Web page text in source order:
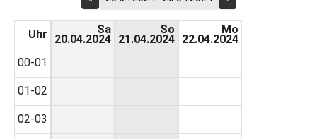
Uhr
00-01
01-02
02-03
Sa
20.04.2024
So
21.04.2024
Mo
22.04.2024